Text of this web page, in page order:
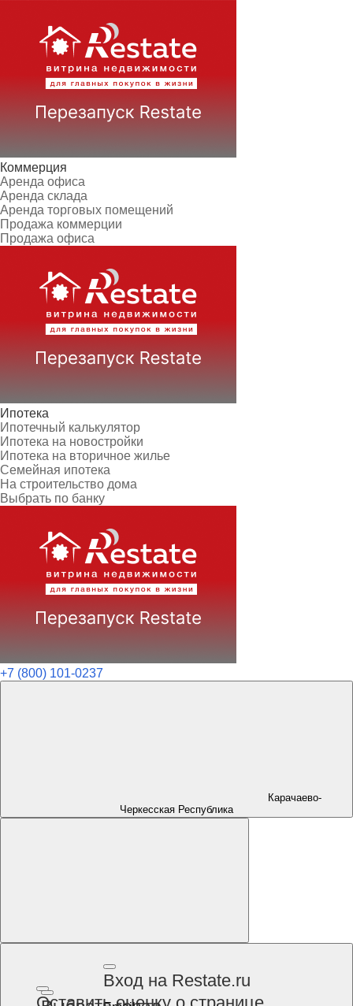
Коммерция
Аренда офиса
Аренда склада
Аренда торговых помещений
Продажа коммерции
Продажа офиса
Ипотека
Ипотечный калькулятор
Ипотека на новостройки
Ипотека на вторичное жилье
Семейная ипотека
На строительство дома
Выбрать по банку
+7 (800) 101-0237
Карачаево-
Черкесская Республика
Вход на Restate.ru